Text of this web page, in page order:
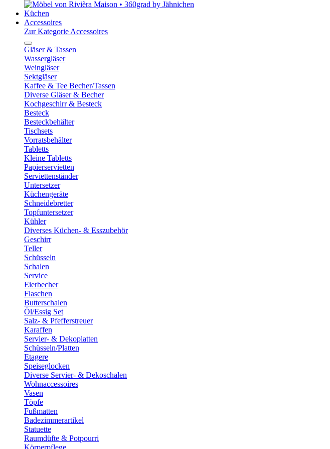
Küchen
Accessoires
Zur Kategorie Accessoires
Gläser & Tassen
Wassergläser
Weingläser
Sektgläser
Kaffee & Tee Becher/Tassen
Diverse Gläser & Becher
Kochgeschirr & Besteck
Besteck
Besteckbehälter
Tischsets
Vorratsbehälter
Tabletts
Kleine Tabletts
Papierservietten
Serviettenständer
Untersetzer
Küchengeräte
Schneidebretter
Topfuntersetzer
Kühler
Diverses Küchen- & Esszubehör
Geschirr
Teller
Schüsseln
Schalen
Service
Eierbecher
Flaschen
Butterschalen
Öl/Essig Set
Salz- & Pfefferstreuer
Karaffen
Servier- & Dekoplatten
Schüsseln/Platten
Etagere
Speiseglocken
Diverse Servier- & Dekoschalen
Wohnaccessoires
Vasen
Töpfe
Fußmatten
Badezimmerartikel
Statuette
Raumdüfte & Potpourri
Körperpflege